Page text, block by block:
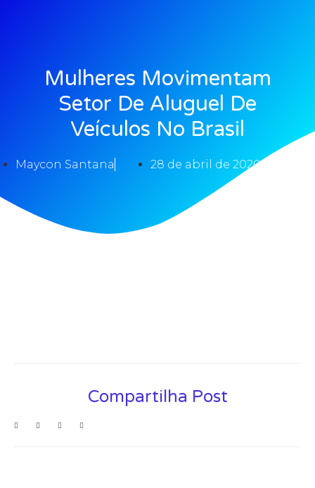
Mulheres Movimentam
Setor De Aluguel De
Veículos No Brasil
Maycon Santana 28 de abril de 2020
Compartilha Post